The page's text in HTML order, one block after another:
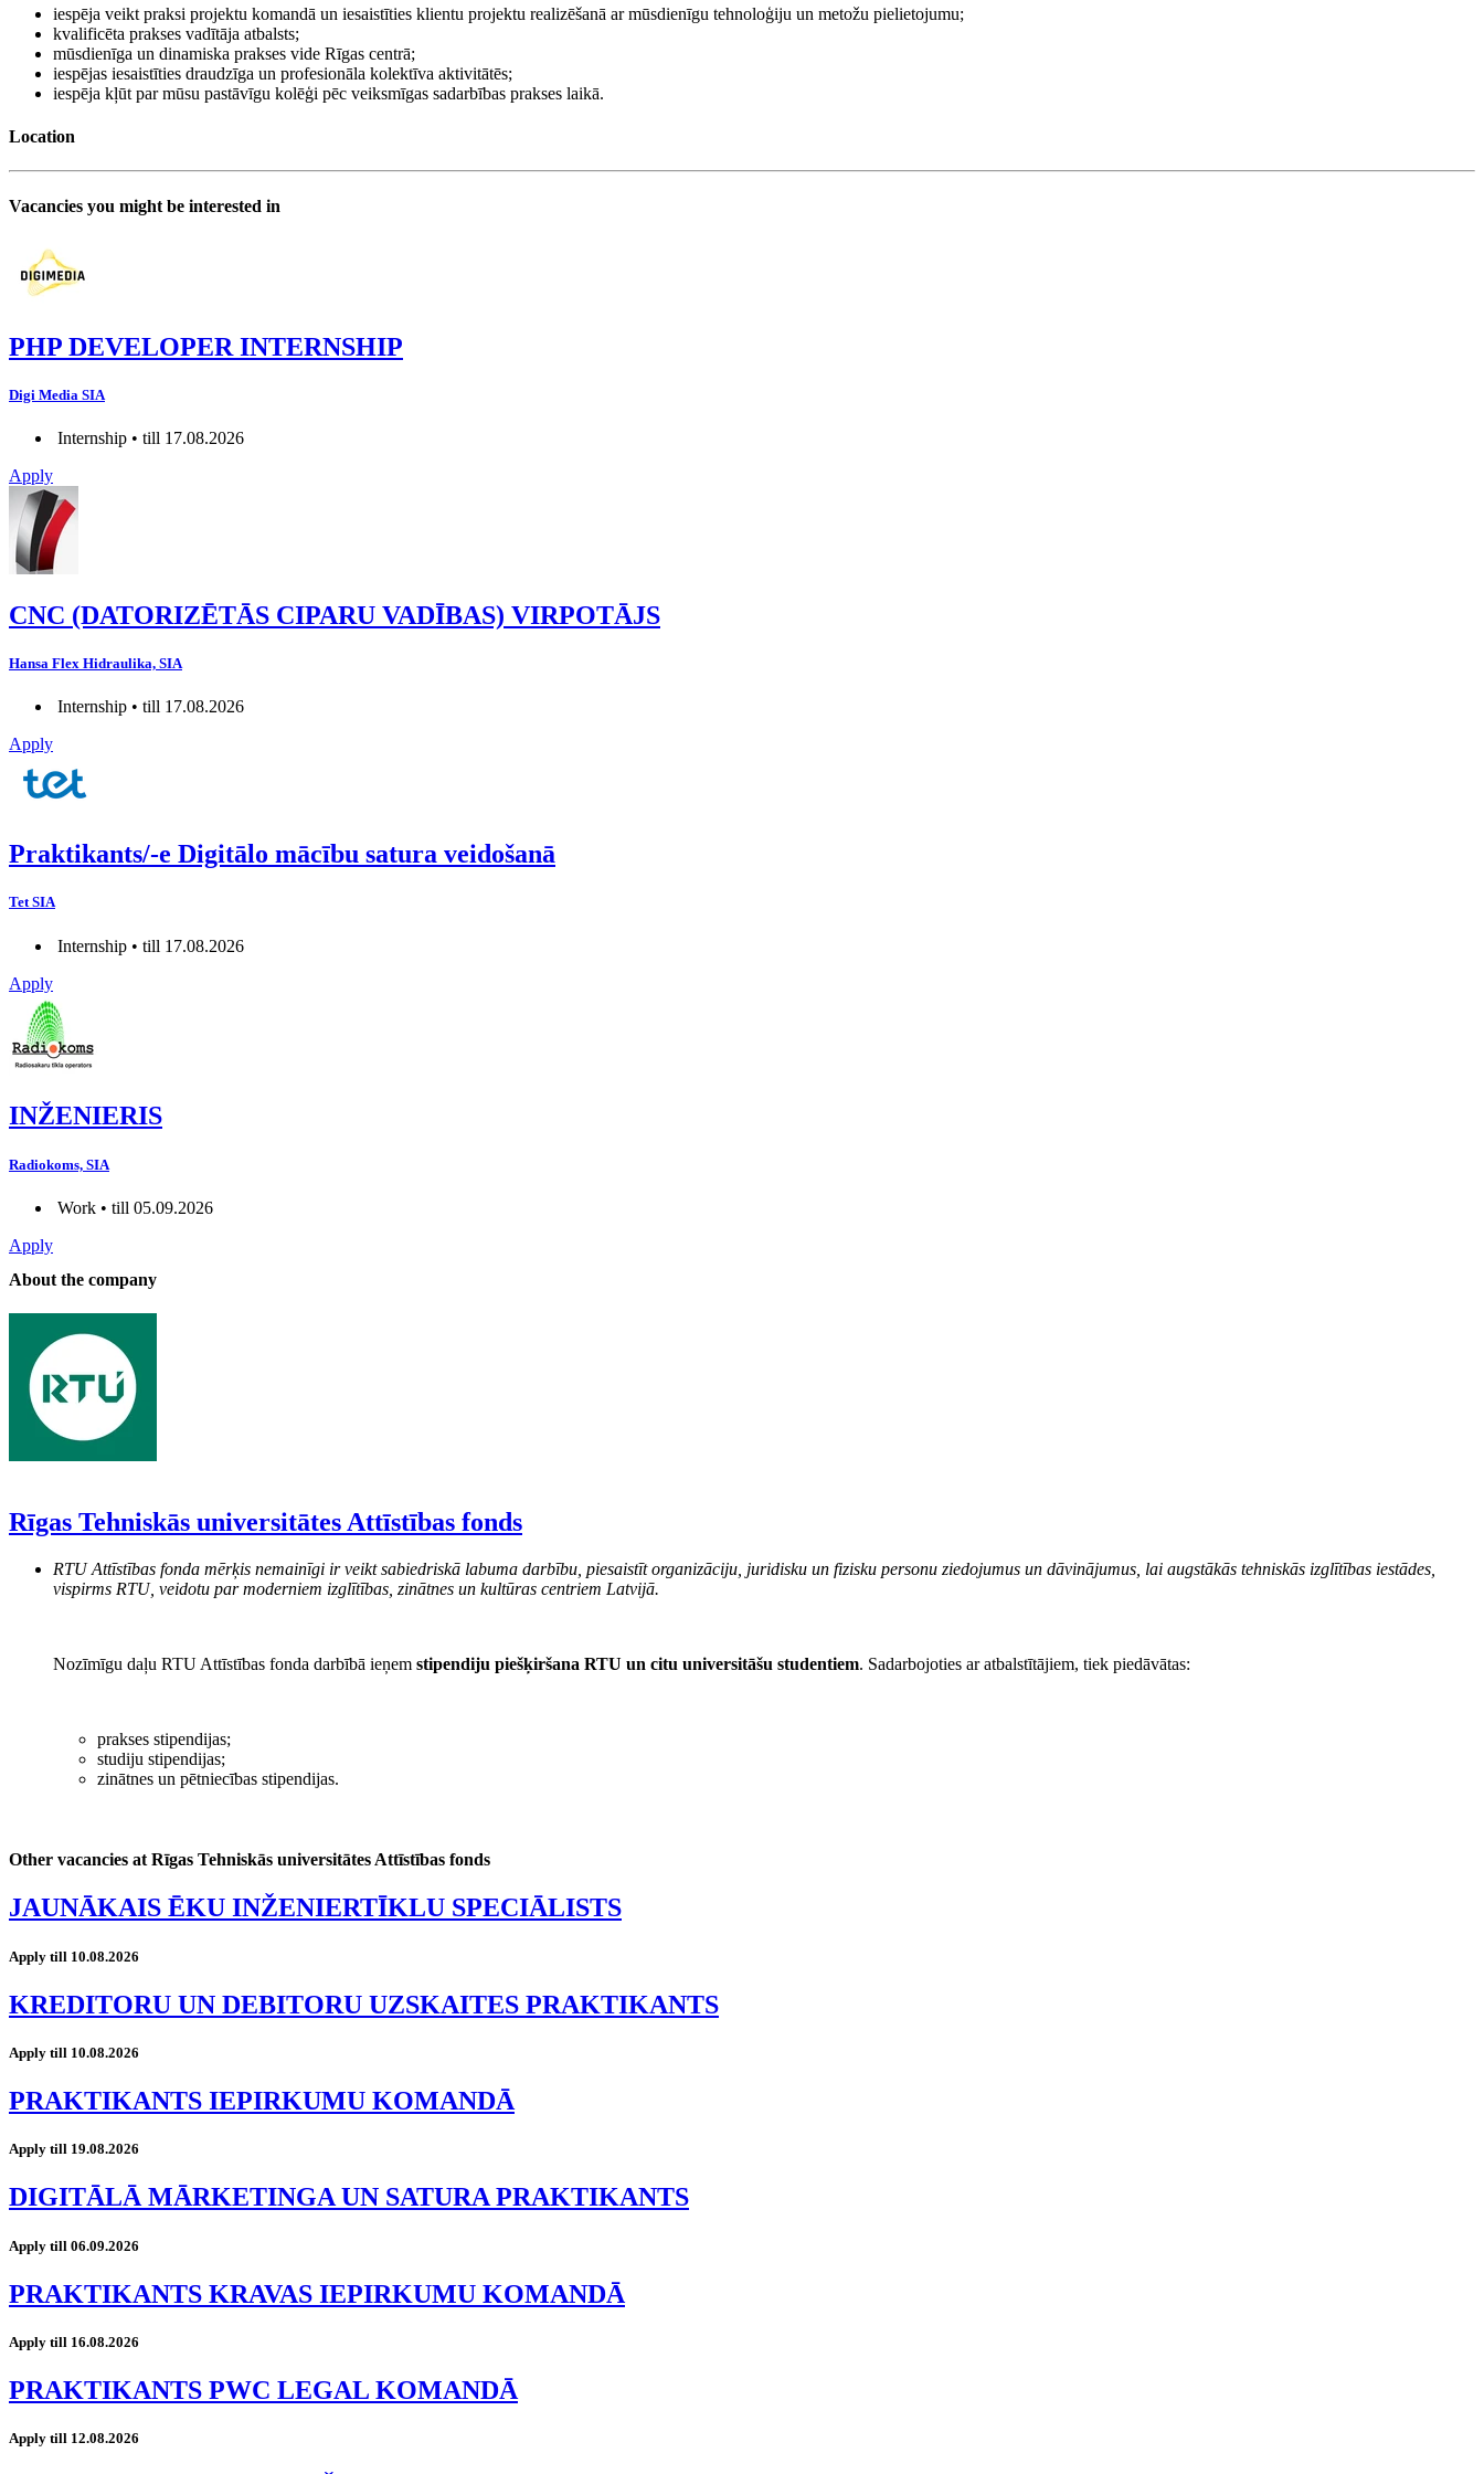
iespēja veikt praksi projektu komandā un iesaistīties klientu projektu realizēšanā ar mūsdienīgu tehnoloģiju un metožu pielietojumu;
kvalificēta prakses vadītāja atbalsts;
mūsdienīga un dinamiska prakses vide Rīgas centrā;
iespējas iesaistīties draudzīga un profesionāla kolektīva aktivitātēs;
iespēja kļūt par mūsu pastāvīgu kolēģi pēc veiksmīgas sadarbības prakses laikā.
Location
Vacancies you might be interested in
PHP DEVELOPER INTERNSHIP
Digi Media SIA
Internship • till 17.08.2026
Apply
CNC (DATORIZĒTĀS CIPARU VADĪBAS) VIRPOTĀJS
Hansa Flex Hidraulika, SIA
Internship • till 17.08.2026
Apply
Praktikants/-e Digitālo mācību satura veidošanā
Tet SIA
Internship • till 17.08.2026
Apply
INŽENIERIS
Radiokoms, SIA
Work • till 05.09.2026
Apply
About the company
Rīgas Tehniskās universitātes Attīstības fonds
RTU Attīstības fonda mērķis nemainīgi ir veikt sabiedriskā labuma darbību, piesaistīt organizāciju, juridisku un fizisku personu ziedojumus un dāvinājumus, lai augstākās tehniskās izglītības iestādes,
vispirms RTU, veidotu par moderniem izglītības, zinātnes un kultūras centriem Latvijā.
Nozīmīgu daļu RTU Attīstības fonda darbībā ieņem stipendiju piešķiršana RTU un citu universitāšu studentiem. Sadarbojoties ar atbalstītājiem, tiek piedāvātas:
prakses stipendijas;
studiju stipendijas;
zinātnes un pētniecības stipendijas.
Other vacancies at Rīgas Tehniskās universitātes Attīstības fonds
JAUNĀKAIS ĒKU INŽENIERTĪKLU SPECIĀLISTS
Apply till 10.08.2026
KREDITORU UN DEBITORU UZSKAITES PRAKTIKANTS
Apply till 10.08.2026
PRAKTIKANTS IEPIRKUMU KOMANDĀ
Apply till 19.08.2026
DIGITĀLĀ MĀRKETINGA UN SATURA PRAKTIKANTS
Apply till 06.09.2026
PRAKTIKANTS KRAVAS IEPIRKUMU KOMANDĀ
Apply till 16.08.2026
PRAKTIKANTS PWC LEGAL KOMANDĀ
Apply till 12.08.2026